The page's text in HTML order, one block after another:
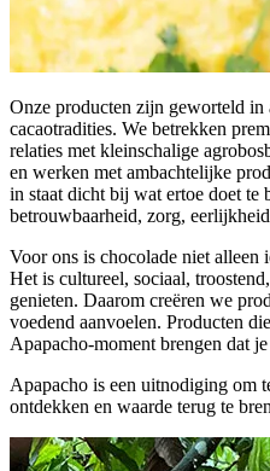
Onze producten zijn geworteld in
cacaotradities. We betrekken
relaties met kleinschalige
en werken met ambachtelijke
in staat dicht bij wat ertoe doet te
betrouwbaarheid, zorg,
Voor ons is chocolade niet alleen
Het is cultureel, sociaal,
genieten. Daarom creëren we
voedend aanvoelen. Producten
Apapacho-moment brengen dat
Apapacho is een uitnodiging om
ontdekken en waarde terug te